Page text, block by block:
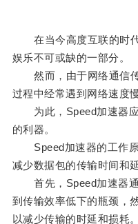
在当今高度互联的时代
娱乐不可或缺的一部分。
然而，由于网络通信传
过程中经常遇到网络速度
为此，Speed加速器应
的利器。
Speed加速器的工作原
减少数据包的传输时间和
首先，Speed加速器通
到传输效率低下的瓶颈，
以减少传输的时延和损耗。